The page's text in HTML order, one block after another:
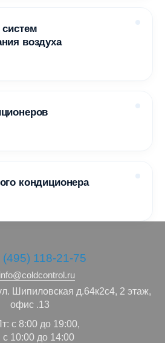
систем
воздуха
кондиционера
(495) 118-21-75
info@coldcontrol.ru
Шипиловская д.64к2с4, 2 этаж,
офис .13
с 8:00 до 19:00,
с 10:00 до 14:00